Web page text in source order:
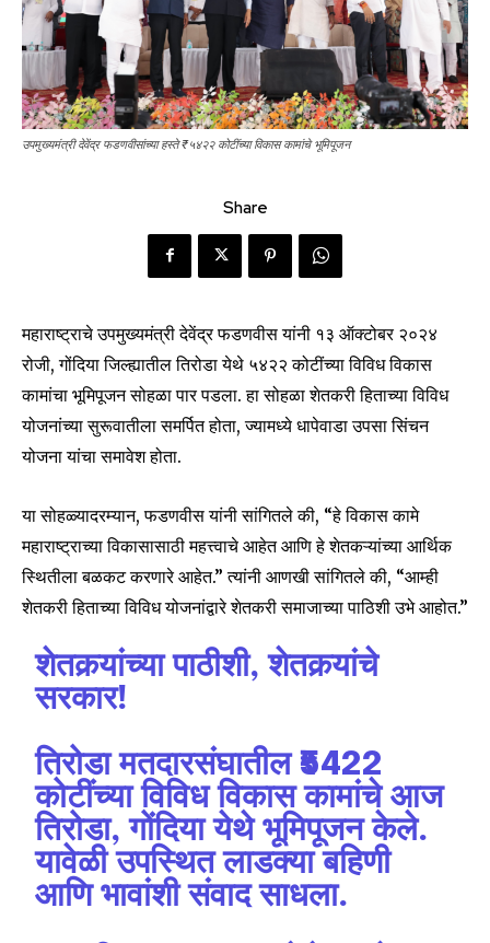
उपमुख्यमंत्री देवेंद्र फडणवीसांच्या हस्ते ₹५४२२ कोटींच्या विकास कामांचे भूमिपूजन
Share
महाराष्ट्राचे उपमुख्यमंत्री देवेंद्र फडणवीस यांनी १३ ऑक्टोबर २०२४
रोजी, गोंदिया जिल्ह्यातील तिरोडा येथे ₹५४२२ कोटींच्या विविध विकास
कामांचा भूमिपूजन सोहळा पार पडला. हा सोहळा शेतकरी हिताच्या विविध
योजनांच्या सुरूवातीला समर्पित होता, ज्यामध्ये धापेवाडा उपसा सिंचन
योजना यांचा समावेश होता.
या सोहळ्यादरम्यान, फडणवीस यांनी सांगितले की, “हे विकास कामे
महाराष्ट्राच्या विकासासाठी महत्त्वाचे आहेत आणि हे शेतकऱ्यांच्या आर्थिक
स्थितीला बळकट करणारे आहेत.” त्यांनी आणखी सांगितले की, “आम्ही
शेतकरी हिताच्या विविध योजनांद्वारे शेतकरी समाजाच्या पाठिशी उभे आहोत.”
शेतकर्‍यांच्या पाठीशी, शेतकर्‍यांचे
सरकार!
तिरोडा मतदारसंघातील ₹5422
कोटींच्या विविध विकास कामांचे आज
तिरोडा, गोंदिया येथे भूमिपूजन केले.
यावेळी उपस्थित लाडक्या बहिणी
आणि भावांशी संवाद साधला.